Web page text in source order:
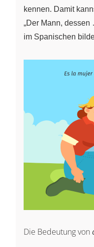
kennen. Damit
„Der Mann,
im Spanischen
Die Bedeutung von